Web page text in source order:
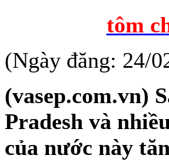
tôm
(Ngày đăng: 24/
(vasep.com.vn)
Pradesh và
của nước này